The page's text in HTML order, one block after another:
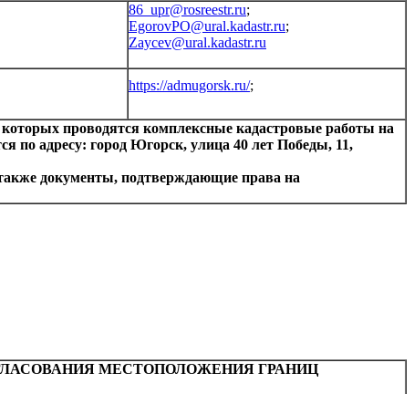
86_upr@rosreestr.ru;
EgorovPO@ural.kadastr.ru;
Zaycev@ural.kadastr.ru
https://admugorsk.ru/;
проводятся комплексные кадастровые работы на
по адресу: город Югорск, улица 40 лет Победы, 11,
документы, подтверждающие права на
МЕСТОПОЛОЖЕНИЯ ГРАНИЦ